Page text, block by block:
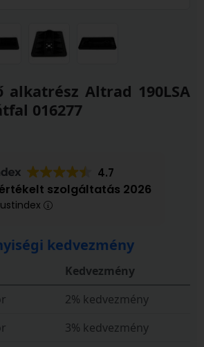
alkatrész Altrad 190LSA
016277
4.7
szolgáltatás 2026
kedvezmény
Kedvezmény
2% kedvezmény
3% kedvezmény